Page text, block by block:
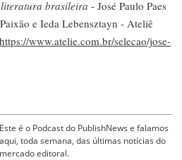
brasileira - José Paulo Paes
e Ieda Lebensztayn - Ateliê
https://www.atelie.com.br/selecao/jose-
Este é o Podcast do PublishNews e falamos
aqui, toda semana, das últimas notícias do
mercado editoral.